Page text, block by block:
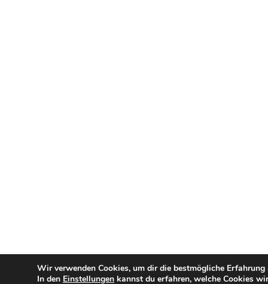
Wir verwenden Cookies, um dir die bestmögliche
In den Einstellungen kannst du erfahren, welche Cookies